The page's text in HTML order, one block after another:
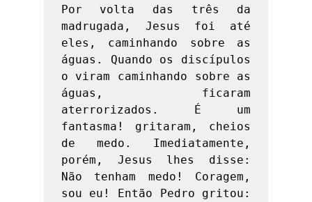
Por volta das três da
madrugada, Jesus foi até
eles, caminhando sobre as
águas. Quando os discípulos
o viram caminhando sobre as
águas, ficaram
aterrorizados. É um
fantasma! gritaram, cheios
de medo. Imediatamente,
porém, Jesus lhes disse:
Não tenham medo! Coragem,
sou eu! Então Pedro gritou: